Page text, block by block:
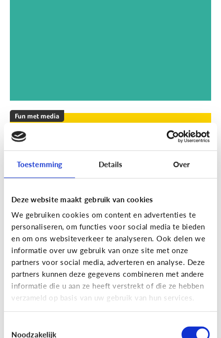
Toestemming Details Over
Deze website maakt gebruik van cookies
We gebruiken cookies om content en advertenties te
personaliseren, om functies voor social media te bieden
en om ons websiteverkeer te analyseren. Ook delen we
informatie over uw gebruik van onze site met onze
partners voor social media, adverteren en analyse. Deze
partners kunnen deze gegevens combineren met andere
informatie die u aan ze heeft verstrekt of die ze hebben
verzameld op basis van uw gebruik van hun services.
Noodzakelijk
Fun met media
Leuke apps voor tieners om de
zomer door te komen
Geef je kind een duwtje in de rug met deze leuke
apps tegen verveling, waar ze op eigen houtje
Fun met media
Fun met foto’s: zo boost je de
creativiteit van je kind